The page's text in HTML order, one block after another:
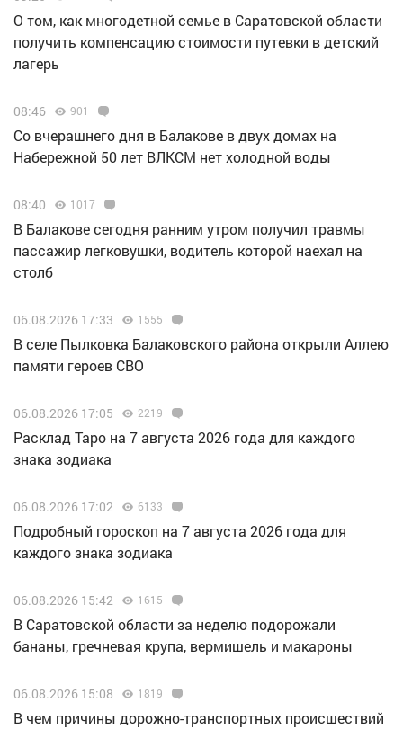
О том, как многодетной семье в Саратовской области
получить компенсацию стоимости путевки в детский
лагерь
08:46 901
Со вчерашнего дня в Балакове в двух домах на
Набережной 50 лет ВЛКСМ нет холодной воды
08:40 1017
В Балакове сегодня ранним утром получил травмы
пассажир легковушки, водитель которой наехал на
столб
06.08.2026 17:33 1555
В селе Пылковка Балаковского района открыли Аллею
памяти героев СВО
06.08.2026 17:05 2219
Расклад Таро на 7 августа 2026 года для каждого
знака зодиака
06.08.2026 17:02 6133
Подробный гороскоп на 7 августа 2026 года для
каждого знака зодиака
06.08.2026 15:42 1615
В Саратовской области за неделю подорожали
бананы, гречневая крупа, вермишель и макароны
06.08.2026 15:08 1819
В чем причины дорожно-транспортных происшествий